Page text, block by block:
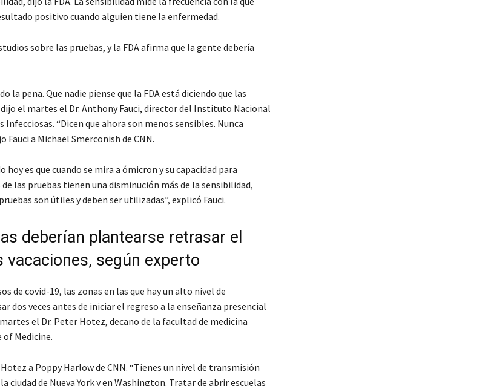
positivo cuando alguien tiene la enfermedad.
sobre las pruebas, y la FDA afirma que la gente debería
la pena. Que nadie piense que la FDA está diciendo que las
dijo el martes el Dr. Anthony Fauci, director del Instituto Nacional
Infecciosas. “Dicen que ahora son menos sensibles. Nunca
Fauci a Michael Smerconish de CNN.
hoy es que cuando se mira a ómicron y su capacidad para
las pruebas tienen una disminución más de la sensibilidad,
son útiles y deben ser utilizadas”, explicó Fauci.
deberían plantearse retrasar el
vacaciones, según experto
de covid-19, las zonas en las que hay un alto nivel de
dos veces antes de iniciar el regreso a la enseñanza presencial
el Dr. Peter Hotez, decano de la facultad de medicina
Medicine.
a Poppy Harlow de CNN. “Tienes un nivel de transmisión
ciudad de Nueva York y en Washington. Tratar de abrir escuelas